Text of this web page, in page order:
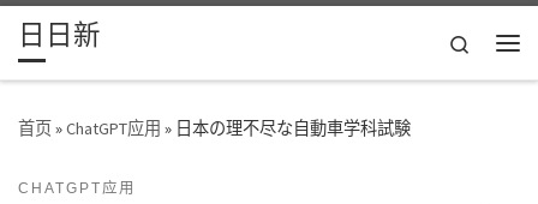
Skip to content
日日新
Search
首页»ChatGPT应用 » 日本の理不尽な自動車学科試験
CHATGPT应用